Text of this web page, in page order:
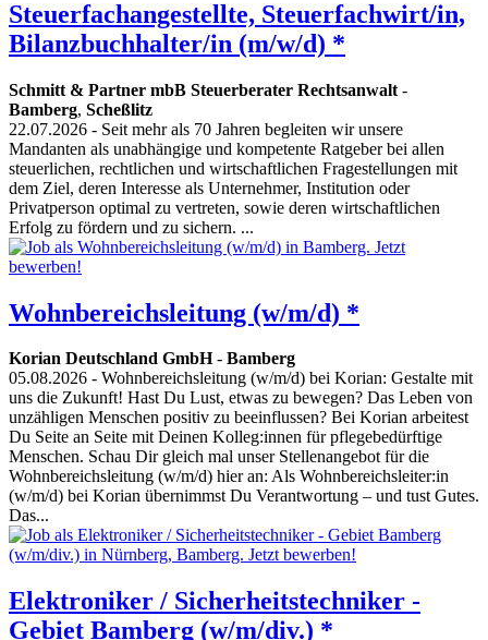
Steuerfachangestellte, Steuerfachwirt/in,
Bilanzbuchhalter/in (m/w/d) *
Schmitt & Partner mbB Steuerberater Rechtsanwalt -
Bamberg, Scheßlitz
22.07.2026 - Seit mehr als 70 Jahren begleiten wir unsere
Mandanten als unabhängige und kompetente Ratgeber bei allen
steuerlichen, rechtlichen und wirtschaftlichen Fragestellungen mit
dem Ziel, deren Interesse als Unternehmer, Institution oder
Privatperson optimal zu vertreten, sowie deren wirtschaftlichen
Erfolg zu fördern und zu sichern. ...
Wohnbereichsleitung (w/m/d) *
Korian Deutschland GmbH- Bamberg
05.08.2026 - Wohnbereichsleitung (w/m/d) bei Korian: Gestalte mit
uns die Zukunft! Hast Du Lust, etwas zu bewegen? Das Leben von
unzähligen Menschen positiv zu beeinflussen? Bei Korian arbeitest
Du Seite an Seite mit Deinen Kolleg:innen für pflegebedürftige
Menschen. Schau Dir gleich mal unser Stellenangebot für die
Wohnbereichsleitung (w/m/d) hier an: Als Wohnbereichsleiter:in
(w/m/d) bei Korian übernimmst Du Verantwortung – und tust Gutes.
Das...
Elektroniker / Sicherheitstechniker -
Gebiet Bamberg (w/m/div.) *